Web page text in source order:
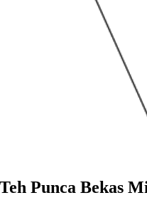
Punca Bekas